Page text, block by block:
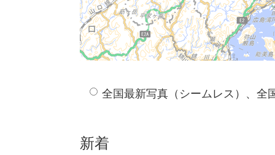
全国最新写真（シームレス）、全
新着